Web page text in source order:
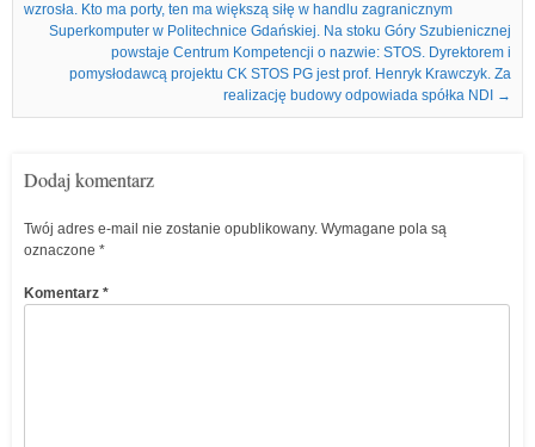
wzrosła. Kto ma porty, ten ma większą siłę w handlu zagranicznym
Superkomputer w Politechnice Gdańskiej. Na stoku Góry Szubienicznej
powstaje Centrum Kompetencji o nazwie: STOS. Dyrektorem i
pomysłodawcą projektu CK STOS PG jest prof. Henryk Krawczyk. Za
realizację budowy odpowiada spółka NDI
→
Dodaj komentarz
Twój adres e-mail nie zostanie opublikowany. Wymagane pola są
oznaczone *
Komentarz *